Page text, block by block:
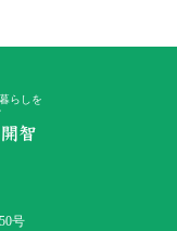
らしを
号